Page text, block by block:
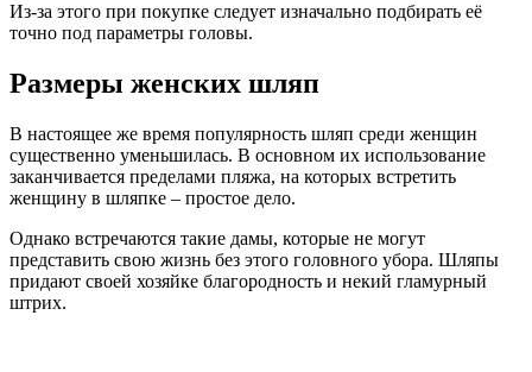
Из-за этого при покупке следует изначально подбирать её
точно под параметры головы.
Размеры женских шляп
В настоящее же время популярность шляп среди женщин
существенно уменьшилась. В основном их использование
заканчивается пределами пляжа, на которых встретить
женщину в шляпке – простое дело.
Однако встречаются такие дамы, которые не могут
представить свою жизнь без этого головного убора. Шляпы
придают своей хозяйке благородность и некий гламурный
штрих.